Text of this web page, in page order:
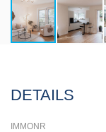
DETAILS
IMMONR